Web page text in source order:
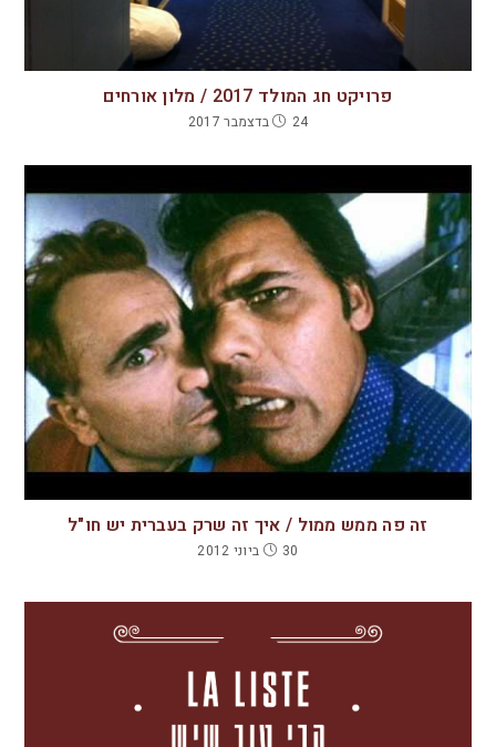
פרויקט חג המולד 2017 / מלון אורחים
24 בדצמבר 2017
זה פה ממש ממול / איך זה שרק בעברית יש חו"ל
30 ביוני 2012